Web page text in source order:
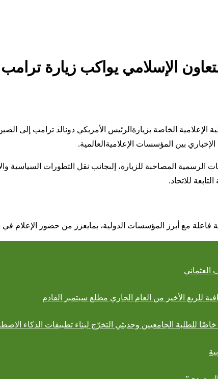
الإسلامي يواكب زيارة
الإعلامية الخاصة بزيارة الرئيس الأمريكي دونالد ترامب إلى
الإخباري بين المؤسسات الإعلامية العالمية.
الرسمية المصاحبة للزيارة، إلىجانب نقل التطورات السياسية
التابعة للاتحاد.
فاعلة مع أبرز المؤسسات الدولية، بمايعزز من حضور الإعلام في
العثماني
للربع الأخير من العام الجاري مطلع سبتمبر القادم
للطلبة الجامعيين وحديثي التخرّج لبناء تطبيقات الذكاء